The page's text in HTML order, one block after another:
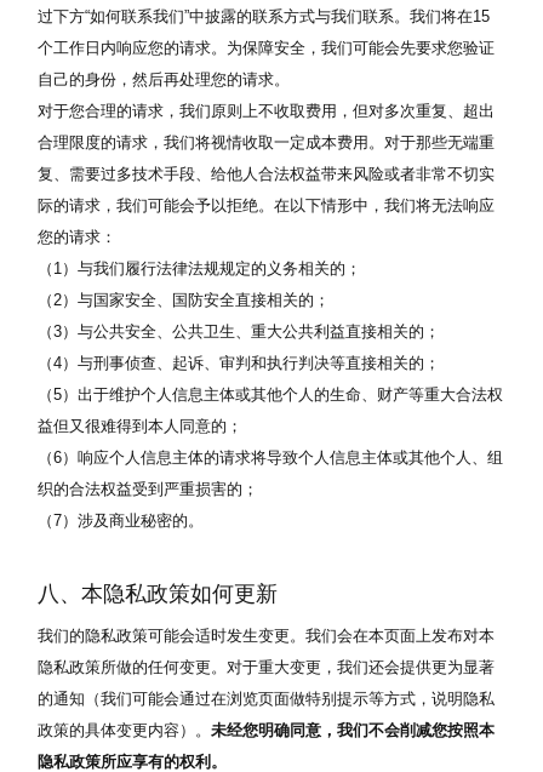
过下方“如何联系我们”中披露的联系方式与我们联系。我们将在15
个工作日内响应您的请求。为保障安全，我们可能会先要求您验证
自己的身份，然后再处理您的请求。
对于您合理的请求，我们原则上不收取费用，但对多次重复、超出
合理限度的请求，我们将视情收取一定成本费用。对于那些无端重
复、需要过多技术手段、给他人合法权益带来风险或者非常不切实
际的请求，我们可能会予以拒绝。在以下情形中，我们将无法响应
您的请求：
（1）与我们履行法律法规规定的义务相关的；
（2）与国家安全、国防安全直接相关的；
（3）与公共安全、公共卫生、重大公共利益直接相关的；
（4）与刑事侦查、起诉、审判和执行判决等直接相关的；
（5）出于维护个人信息主体或其他个人的生命、财产等重大合法权
益但又很难得到本人同意的；
（6）响应个人信息主体的请求将导致个人信息主体或其他个人、组
织的合法权益受到严重损害的；
（7）涉及商业秘密的。
八、本隐私政策如何更新
我们的隐私政策可能会适时发生变更。我们会在本页面上发布对本
隐私政策所做的任何变更。对于重大变更，我们还会提供更为显著
的通知（我们可能会通过在浏览页面做特别提示等方式，说明隐私
政策的具体变更内容）。未经您明确同意，我们不会削减您按照本
隐私政策所应享有的权利。